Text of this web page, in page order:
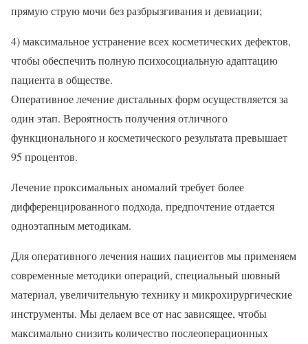
прямую струю мочи без разбрызгивания и девиации;
4) максимальное устранение всех косметических дефектов,
чтобы обеспечить полную психосоциальную адаптацию
пациента в обществе.
Оперативное лечение дистальных форм осуществляется за
один этап. Вероятность получения отличного
функционального и косметического результата превышает
95 процентов.
Лечение проксимальных аномалий требует более
дифференцированного подхода, предпочтение отдается
одноэтапным методикам.
Для оперативного лечения наших пациентов мы применяем
современные методики операций, специальный шовный
материал, увеличительную технику и микрохирургические
инструменты. Мы делаем все от нас зависящее, чтобы
максимально снизить количество послеоперационных